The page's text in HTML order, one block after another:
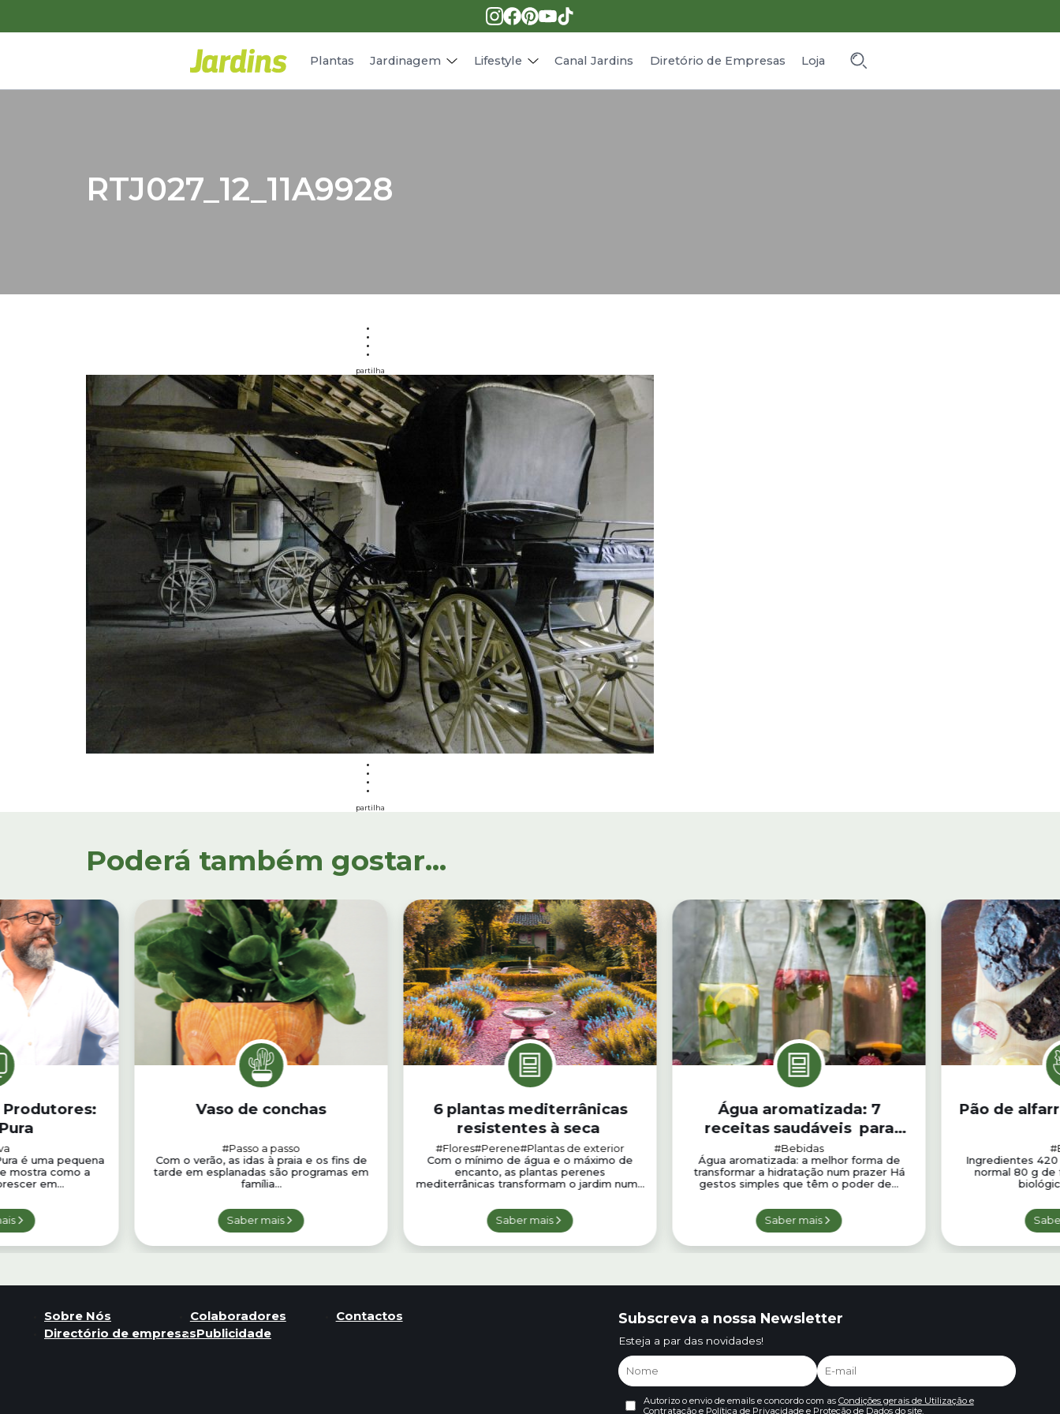
Plantas Jardinagem Lifestyle
Receitas
Canal Jardins Diretório de Empresas Loja
RTJ027_12_11A9928
partilha
partilha
Poderá também gostar...
é uma pequena
mostra como a
em...
Vaso de conchas
#Passo a passo
Com o verão, as idas à praia e os fins de
tarde em esplanadas são programas em
família...
Saber mais
6 plantas mediterrânicas
resistentes à seca
#Flores#Perene#Plantas de exterior
Com o mínimo de água e o máximo de
encanto, as plantas perenes
mediterrânicas transformam o jardim num...
Saber mais
Água aromatizada: 7
receitas saudáveis para
beber mais água todos os
dias
#Bebidas
Água aromatizada: a melhor forma de
transformar a hidratação num prazer Há
gestos simples que têm o poder de...
Saber mais
Pão de
Ingredientes
normal 80 g de
Sobre Nós Colaboradores
Contactos
Directório de empresasPublicidade
Subscreva a nossa Newsletter
Esteja a par das novidades!
Autorizo o envio de emails e concordo com as Condições gerais de Utilização e
Contrataçãoe Política de Privacidade e Proteção de Dadosdo site.